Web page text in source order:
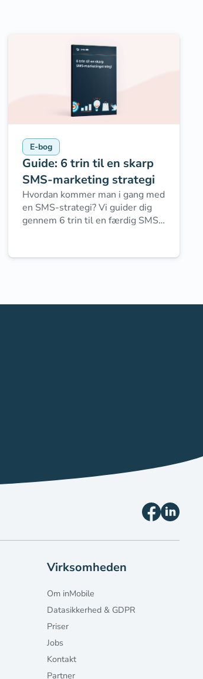
E-bog
Guide: 6 trin til en skarp
SMS-marketing strategi
Hvordan kommer man i gang med
en SMS-strategi? Vi guider dig
gennem 6 trin til en færdig SMS-
Virksomheden
Om inMobile
Datasikkerhed & GDPR
Priser
Jobs
Kontakt
Partner